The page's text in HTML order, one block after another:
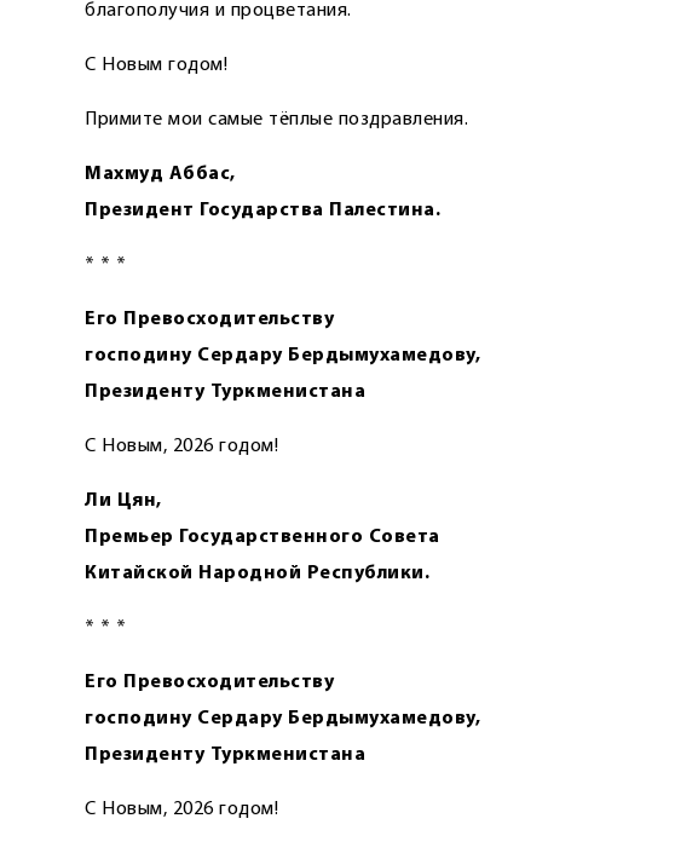
благополучия и процветания.
С Новым годом!
Примите мои самые тёплые поздравления.
Махмуд Аббас,
Президент Государства Палестина.
* * *
Его Превосходительству
господину Сердару Бердымухамедову,
Президенту Туркменистана
С Новым, 2026 годом!
Ли Цян,
Премьер Государственного Совета
Китайской Народной Республики.
* * *
Его Превосходительству
господину Сердару Бердымухамедову,
Президенту Туркменистана
С Новым, 2026 годом!